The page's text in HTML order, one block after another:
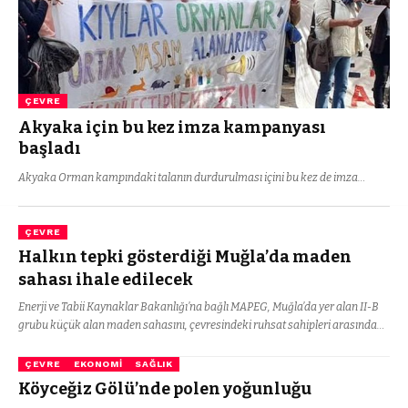
ÇEVRE
Akyaka için bu kez imza kampanyası
başladı
Akyaka Orman kampındaki talanın durdurulması içini bu kez de imza…
ÇEVRE
Halkın tepki gösterdiği Muğla’da maden
sahası ihale edilecek
Enerji ve Tabii Kaynaklar Bakanlığı’na bağlı MAPEG, Muğla’da yer alan II-B
grubu küçük alan maden sahasını, çevresindeki ruhsat sahipleri arasında…
ÇEVRE EKONOMI SAĞLIK
Köyceğiz Gölü’nde polen yoğunluğu